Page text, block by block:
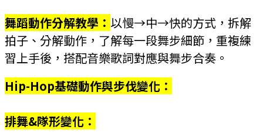
舞蹈動作分解教學： 以慢→中→快的方式，拆解
拍子、分解動作，了解每一段舞步細節，重複練
習上手後，搭配音樂歌詞對應與舞步合奏。
Hip-Hop基礎動作與步伐變化：
排舞&隊形變化：